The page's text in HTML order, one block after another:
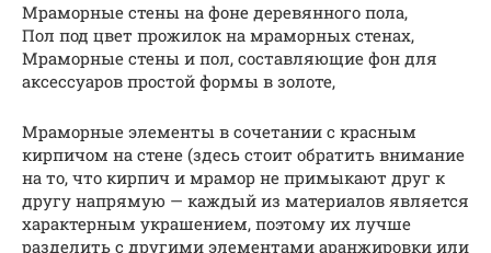
Мраморные стены на фоне деревянного пола,
Пол под цвет прожилок на мраморных стенах,
Мраморные стены и пол, составляющие фон для
аксессуаров простой формы в золоте,
Мраморные элементы в сочетании с красным
кирпичом на стене (здесь стоит обратить внимание
на то, что кирпич и мрамор не примыкают друг к
другу напрямую — каждый из материалов является
характерным украшением, поэтому их лучше
разделить с другими элементами аранжировки или